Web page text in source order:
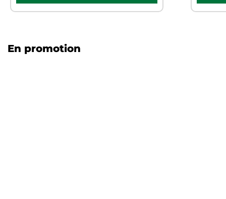
En promotion